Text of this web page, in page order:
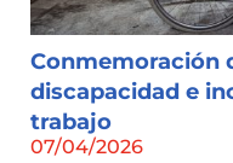
Conmemoración
discapacidad e
trabajo
07/04/2026